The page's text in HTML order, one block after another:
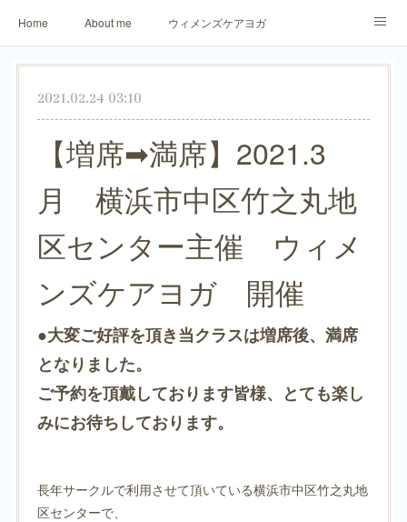
Home About me ウィメンズケアヨガ
アロマリラックスヨガ パーソナトレーニング
2021.02.24 03:10
【増席➡満席】2021.3
月 横浜市中区竹之丸地
区センター主催 ウィメ
ンズケアヨガ 開催
●大変ご好評を頂き当クラスは増席後、満席
となりました。
ご予約を頂戴しております皆様、とても楽し
みにお待ちしております。
長年サークルで利用させて頂いている 横浜市中区竹之丸地
区センターで 、